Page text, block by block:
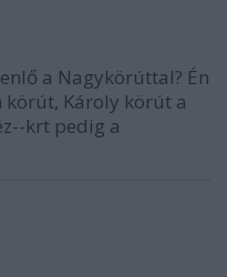
a Nagykörúttal? Én
Károly körút a
krt pedig a